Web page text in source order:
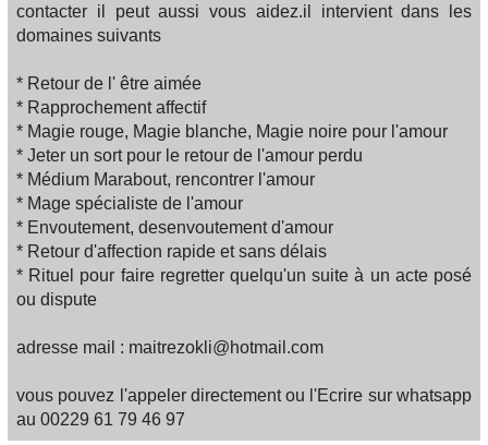
contacter il peut aussi vous aidez.il intervient dans les
domaines suivants
* Retour de l' être aimée
* Rapprochement affectif
* Magie rouge, Magie blanche, Magie noire pour l'amour
* Jeter un sort pour le retour de l'amour perdu
* Médium Marabout, rencontrer l'amour
* Mage spécialiste de l'amour
* Envoutement, desenvoutement d'amour
* Retour d'affection rapide et sans délais
* Rituel pour faire regretter quelqu'un suite à un acte posé
ou dispute
adresse mail : maitrezokli@hotmail.com
vous pouvez l'appeler directement ou l'Ecrire sur whatsapp
au 00229 61 79 46 97